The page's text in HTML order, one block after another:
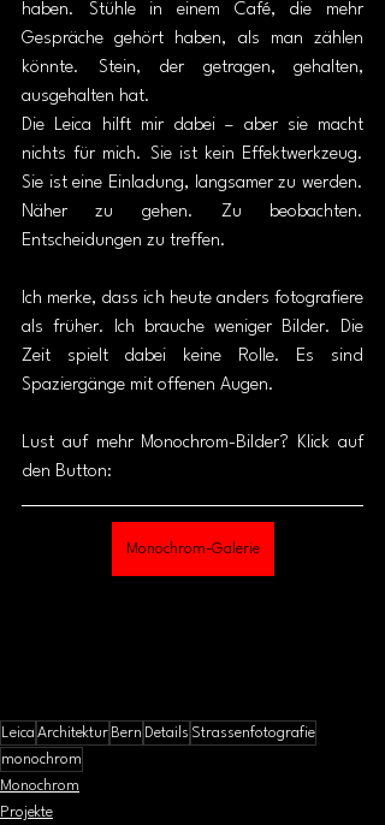
haben. Stühle in einem Café, die mehr
Gespräche gehört haben, als man zählen
könnte. Stein, der getragen, gehalten,
ausgehalten hat.
Die Leica hilft mir dabei – aber sie macht
nichts für mich. Sie ist kein Effektwerkzeug.
Sie ist eine Einladung, langsamer zu werden.
Näher zu gehen. Zu beobachten.
Entscheidungen zu treffen.
Ich merke, dass ich heute anders fotografiere
als früher. Ich brauche weniger Bilder. Die
Zeit spielt dabei keine Rolle. Es sind
Spaziergänge mit offenen Augen.
Lust auf mehr Monochrom-Bilder? Klick auf
den Button:
Monochrom-Galerie
Leica Architektur Bern Details Strassenfotografie
monochrom
Monochrom
Projekte